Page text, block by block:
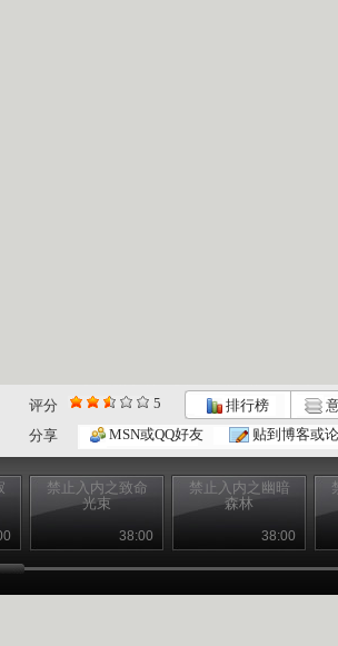
评分 5 排行榜
分享
MSN或QQ好友 贴到博客或
禁止入内之致命
光束
38:00
禁止入内之幽暗
森林
38:00